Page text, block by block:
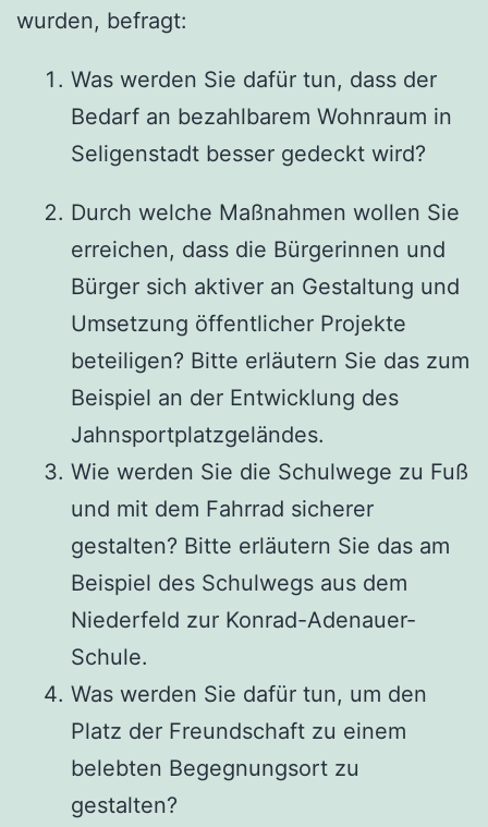
wurden, befragt:
Was werden Sie dafür tun, dass der
Bedarf an bezahlbarem Wohnraum in
Seligenstadt besser gedeckt wird?
Durch welche Maßnahmen wollen Sie
erreichen, dass die Bürgerinnen und
Bürger sich aktiver an Gestaltung und
Umsetzung öffentlicher Projekte
beteiligen? Bitte erläutern Sie das zum
Beispiel an der Entwicklung des
Jahnsportplatzgeländes.
Wie werden Sie die Schulwege zu Fuß
und mit dem Fahrrad sicherer
gestalten? Bitte erläutern Sie das am
Beispiel des Schulwegs aus dem
Niederfeld zur Konrad-Adenauer-
Schule.
Was werden Sie dafür tun, um den
Platz der Freundschaft zu einem
belebten Begegnungsort zu
gestalten?